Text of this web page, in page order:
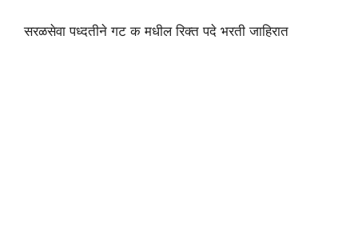
सरळसेवा पध्दतीने गट क मधील रिक्त पदे भरती जाहिरात